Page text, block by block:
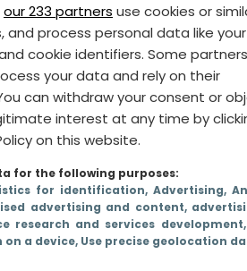
our 233 partners use cookies or
process personal data like
cookie identifiers. Some
your data and rely on their
can withdraw your consent or
interest at any time by
on this website.
for the following purposes:
for identification, Advertising,
advertising and content,
research and services development
a device, Use precise geolocation